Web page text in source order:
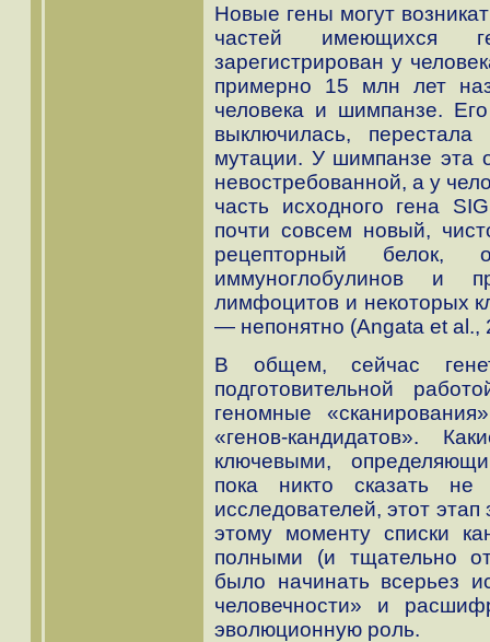
Новые гены могут
частей имеющихся
зарегистрирован у
примерно 15 млн лет
человека и шимпанзе.
выключилась,
мутации. У шимпанзе эта
невостребованной, а у
часть исходного гена
почти совсем новый,
рецепторный белок,
иммуноглобулинов и
лимфоцитов и некоторых
— непонятно (Angata et al.,
В общем, сейчас
подготовительной
геномные
«генов-кандидатов».
ключевыми,
пока никто сказать
исследователей, этот
этому моменту списки
полными (и тщательно
было начинать всерьез
человечности» и
эволюционную роль.